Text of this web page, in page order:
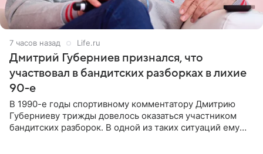
7 часов назад Life.ru
Дмитрий Губерниев признался, что
участвовал в бандитских разборках в лихие
90-е
В 1990-е годы спортивному комментатору Дмитрию
Губерниеву трижды довелось оказаться участником
бандитских разборок. В одной из таких ситуаций ему